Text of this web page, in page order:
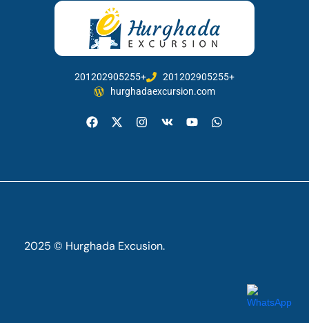
201202905255+
201202905255+
hurghadaexcursion.com
2025 © Hurghada Excusion.